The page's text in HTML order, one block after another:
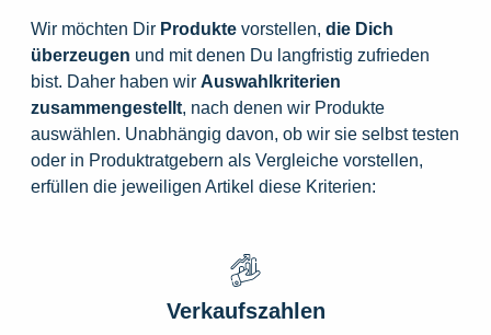
Wir möchten Dir Produkte vorstellen, die Dich
überzeugen und mit denen Du langfristig zufrieden
bist. Daher haben wir Auswahlkriterien
zusammengestellt, nach denen wir Produkte
auswählen. Unabhängig davon, ob wir sie selbst testen
oder in Produktratgebern als Vergleiche vorstellen,
erfüllen die jeweiligen Artikel diese Kriterien:
Verkaufszahlen